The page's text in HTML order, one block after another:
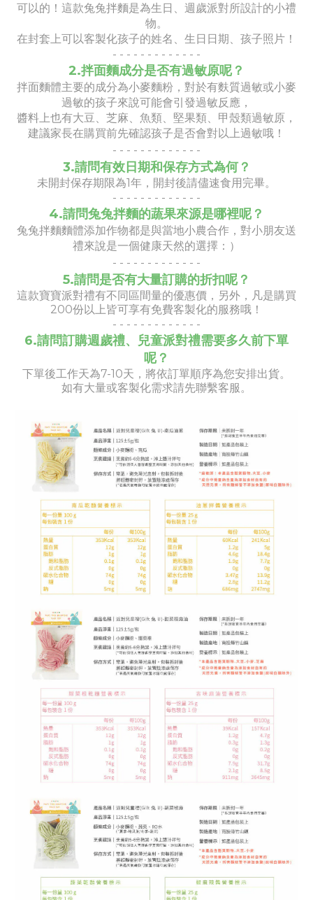
可以的！這款兔兔拌麵是為生日、週歲派對所設計的小禮
物。
在封套上可以客製化孩子的姓名、生日日期、孩子照片！
- - - - - - - - - - - - -
2.拌面麵成分是否有過敏原呢？
拌面麵體主要的成分為小麥麵粉，對於有麩質過敏或小麥
過敏的孩子來說可能會引發過敏反應，
醬料上也有大豆、芝麻、魚類、堅果類、甲殼類過敏原，
建議家長在購買前先確認孩子是否會對以上過敏哦！
- - - - - - - - - - - - -
3.請問有效日期和保存方式為何？
未開封保存期限為1年，開封後請儘速食用完畢。
- - - - - - - - - - - - -
4.請問兔兔拌麵的蔬果來源是哪裡呢？
兔兔拌麵麵體添加作物都是與當地小農合作，對小朋友送
禮來說是一個健康天然的選擇：）
- - - - - - - - - - - - -
5.請問是否有大量訂購的折扣呢？
這款寶寶派對禮有不同區間量的優惠價，另外，凡是購買
200份以上皆可享有免費客製化的服務哦！
- - - - - - - - - - - - -
6.請問訂購週歲禮、兒童派對禮需要多久前下單
呢？
下單後工作天為7-10天，將依訂單順序為您安排出貨。
如有大量或客製化需求請先聯繫客服。